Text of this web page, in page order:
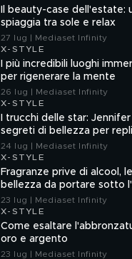
Il beauty-case dell'estate:
spiaggia tra sole e relax
27 lug | Mediaset Infinity
X-STYLE
I più incredibili luoghi
per rigenerare la mente
26 lug | Mediaset Infinity
X-STYLE
I trucchi delle star:
segreti di bellezza per
24 lug | Mediaset Infinity
X-STYLE
Fragranze prive di alcool,
bellezza da portare sotto
23 lug | Mediaset Infinity
X-STYLE
Come esaltare
oro e argento
23 lug | Mediaset Infinity